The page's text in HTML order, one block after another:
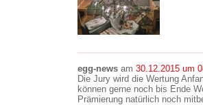
egg-news am 30.12.2015 um
Die Jury wird die Wertung
können gerne noch bis Ende
Prämierung natürlich noch